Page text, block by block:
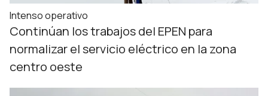
Intenso operativo
Continúan los trabajos del EPEN para
normalizar el servicio eléctrico en la zona
centro oeste